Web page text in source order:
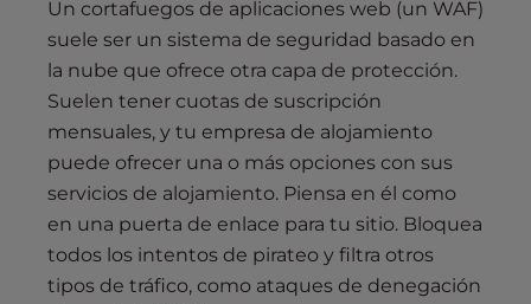
Un cortafuegos de aplicaciones web (un WAF)
suele ser un sistema de seguridad basado en
la nube que ofrece otra capa de protección.
Suelen tener cuotas de suscripción
mensuales, y tu empresa de alojamiento
puede ofrecer una o más opciones con sus
servicios de alojamiento. Piensa en él como
en una puerta de enlace para tu sitio. Bloquea
todos los intentos de pirateo y filtra otros
tipos de tráfico, como ataques de denegación